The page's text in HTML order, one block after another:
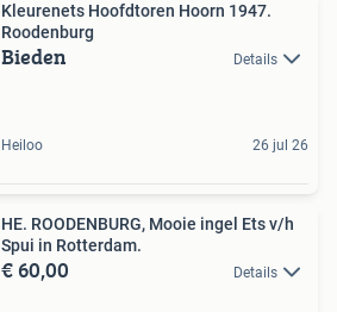
Kleurenets Hoofdtoren Hoorn 1947.
Roodenburg
Bieden Details
Heiloo 26 jul 26
HE. ROODENBURG, Mooie ingel Ets v/h
Spui in Rotterdam.
€ 60,00 Details